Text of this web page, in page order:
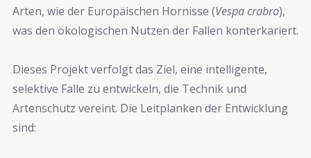
Arten, wie der Europäischen Hornisse (Vespa crabro),
was den ökologischen Nutzen der Fallen konterkariert.
Dieses Projekt verfolgt das Ziel, eine intelligente,
selektive Falle zu entwickeln, die Technik und
Artenschutz vereint. Die Leitplanken der Entwicklung
sind: